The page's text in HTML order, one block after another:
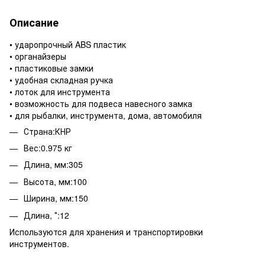
Описание
• ударопрочный ABS пластик
• органайзеры
• пластиковые замки
• удобная складная ручка
• лоток для инструмента
• возможность для подвеса навесного замка
• для рыбалки, инструмента, дома, автомобиля
Страна:КНР
Вес:0.975 кг
Длина, мм:305
Высота, мм:100
Ширина, мм:150
Длина, ″:12
Используются для хранения и транспортировки
инструментов.